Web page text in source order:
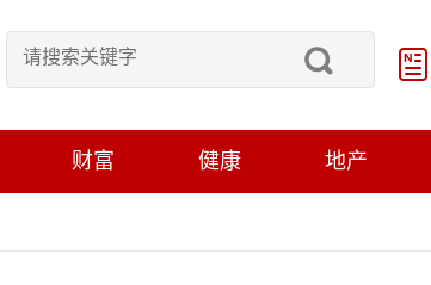
财富 健康 地产